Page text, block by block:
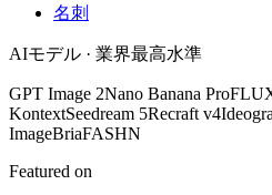
名刺
AIモデル · 業界最高水準
GPT Image 2Nano Banana Pro
KontextSeedream 5Recraft v4
ImageBriaFASHN
Featured on